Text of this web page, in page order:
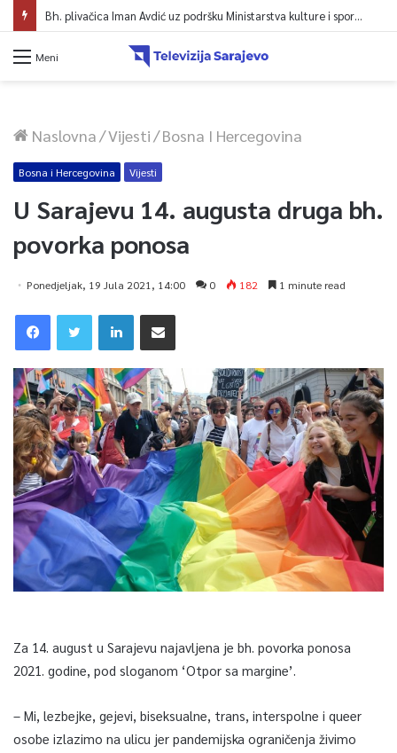
Bh. plivačica Iman Avdić uz podršku Ministarstva kulture i sporta KS kreće na Evropsko prvenstvo i Mediteranske igre
Meni
Naslovna/Vijesti/Bosna I Hercegovina
Bosna i Hercegovina Vijesti
U Sarajevu 14. augusta druga bh.
povorka ponosa
Ponedjeljak, 19 Jula 2021, 14:00 0 182 1 minute read
Za 14. august u Sarajevu najavljena je bh. povorka ponosa
2021. godine, pod sloganom ‘Otpor sa margine’.
– Mi, lezbejke, gejevi, biseksualne, trans, interspolne i queer
osobe izlazimo na ulicu jer pandemijska ograničenja živimo